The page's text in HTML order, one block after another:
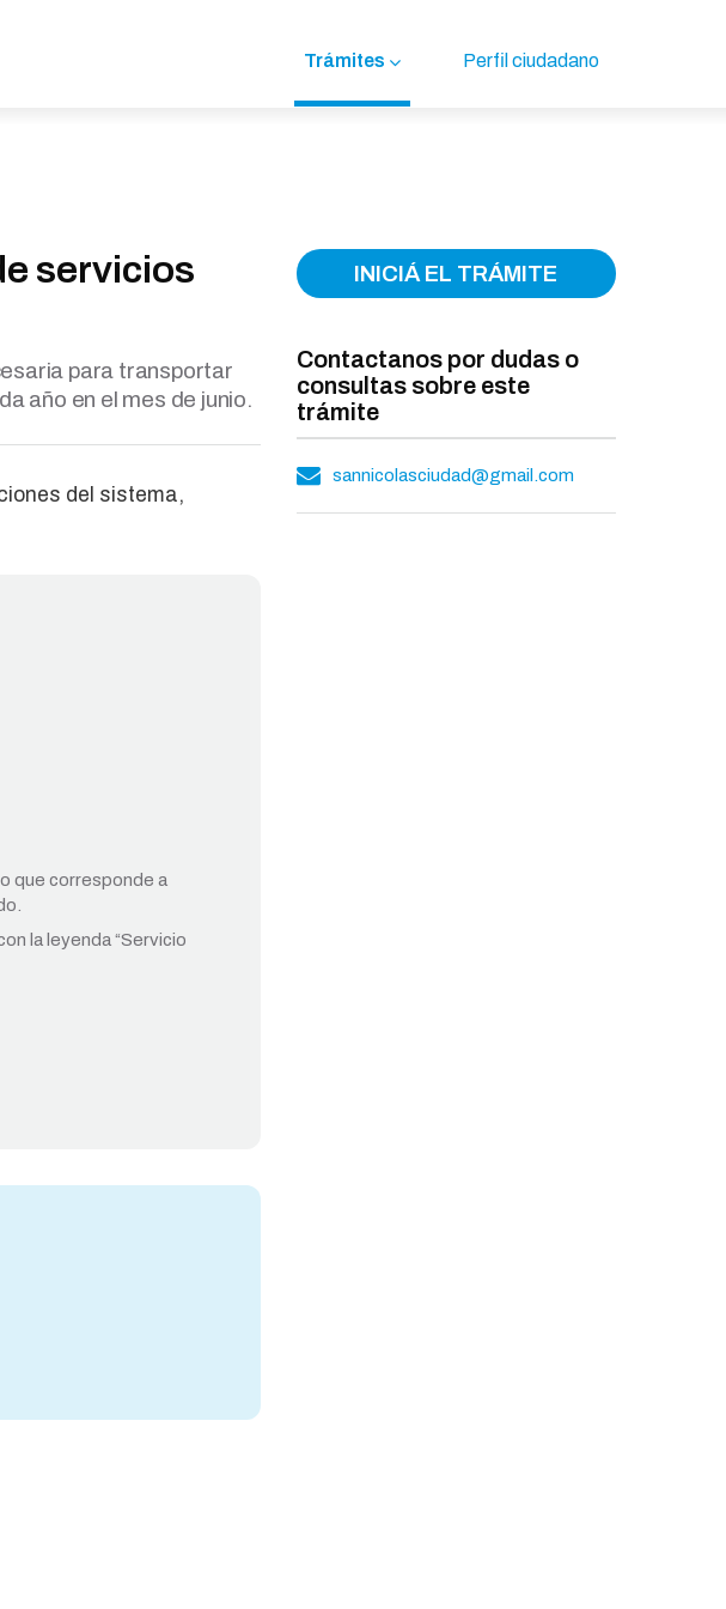
Trámites Perfil ciudadano
servicios
para transportar
año en el mes de junio.
del sistema,
que corresponde a
la leyenda “Servicio
INICIÁ EL TRÁMITE
Contactanos por dudas o
consultas sobre este
trámite
sannicolasciudad@gmail.com